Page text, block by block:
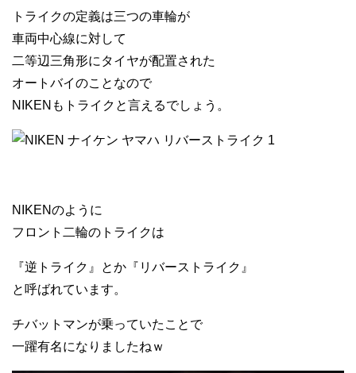
トライクの定義は三つの車輪が
車両中心線に対して
二等辺三角形にタイヤが配置された
オートバイのことなので
NIKENもトライクと言えるでしょう。
NIKENのように
フロント二輪のトライクは
『逆トライク』とか『リバーストライク』
と呼ばれています。
チバットマンが乗っていたことで
一躍有名になりましたねｗ